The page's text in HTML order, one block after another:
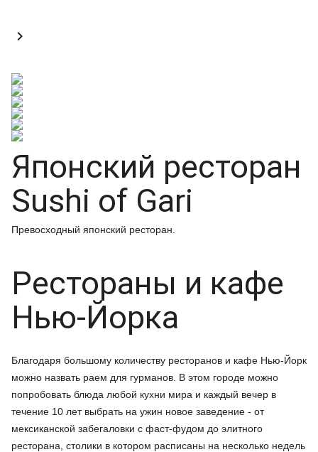

Японский ресторан
Sushi of Gari
Превосходный японский ресторан.
Рестораны и кафе
Нью-Йорка
Благодаря большому количеству ресторанов и кафе Нью-Йорк
можно назвать раем для гурманов. В этом городе можно
попробовать блюда любой кухни мира и каждый вечер в
течение 10 лет выбрать на ужин новое заведение - от
мексиканской забегаловки с фаст-фудом до элитного
ресторана, столики в котором расписаны на несколько недель